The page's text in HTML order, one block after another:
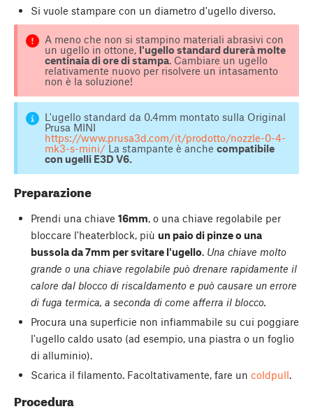
Si vuole stampare con un diametro d'ugello diverso.
A meno che non si stampino materiali abrasivi con
un ugello in ottone, l'ugello standard durerà molte
centinaia di ore di stampa. Cambiare un ugello
relativamente nuovo per risolvere un intasamento
non è la soluzione!
L'ugello standard da 0.4mm montato sulla Original
Prusa MINI
https://www.prusa3d.com/it/prodotto/nozzle-0-4-
mk3-s-mini/La stampante è anche compatibile
con ugelli E3D V6.
Preparazione
Prendi una chiave 16mm, o una chiave regolabile per
bloccare l'heaterblock, più un paio di pinze o una
bussola da 7mm per svitare l'ugello. Una chiave molto
grande o una chiave regolabile può drenare rapidamente il
calore dal blocco di riscaldamento e può causare un errore
di fuga termica, a seconda di come afferra il blocco.
Procura una superficie non infiammabile su cui poggiare
l'ugello caldo usato (ad esempio, una piastra o un foglio
di alluminio).
Scarica il filamento. Facoltativamente, fare un coldpull.
Procedura